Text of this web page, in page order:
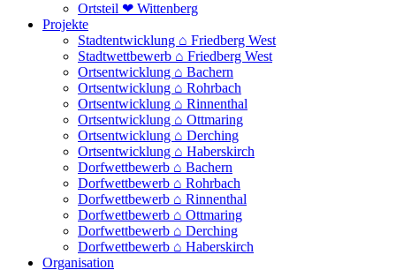
Ortsteil ❤ Wittenberg
Projekte
Stadtentwicklung ⌂ Friedberg West
Stadtwettbewerb ⌂ Friedberg West
Ortsentwicklung ⌂ Bachern
Ortsentwicklung ⌂ Rohrbach
Ortsentwicklung ⌂ Rinnenthal
Ortsentwicklung ⌂ Ottmaring
Ortsentwicklung ⌂ Derching
Ortsentwicklung ⌂ Haberskirch
Dorfwettbewerb ⌂ Bachern
Dorfwettbewerb ⌂ Rohrbach
Dorfwettbewerb ⌂ Rinnenthal
Dorfwettbewerb ⌂ Ottmaring
Dorfwettbewerb ⌂ Derching
Dorfwettbewerb ⌂ Haberskirch
Organisation